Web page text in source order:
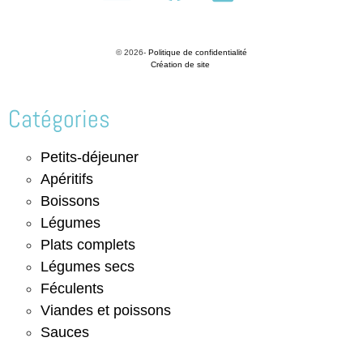
Catégories
Petits-déjeuner
Apéritifs
Boissons
Légumes
Plats complets
Légumes secs
Féculents
Viandes et poissons
Sauces
© 2026- Politique de confidentialité
Création de site